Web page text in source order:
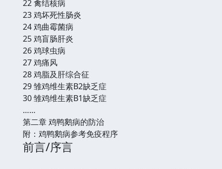
22 禽结核病
23 鸡坏死性肠炎
24 鸡曲霉菌病
25 鸡盲肠肝炎
26 鸡球虫病
27 鸡痛风
28 鸡脂及肝综合征
29 雏鸡维生素B2缺乏症
30 雏鸡维生素B1缺乏症
……
第二章 鸡鸭鹅病的防治
附：鸡鸭鹅病参考免疫程序
前言/序言